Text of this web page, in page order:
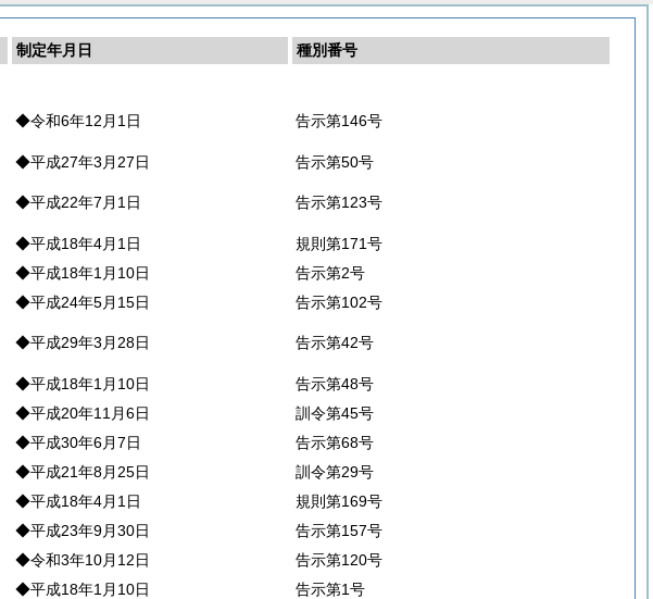
制定年月日
種別番号
◆令和6年12月1日 告示第146号
◆平成27年3月27日
告示第50号
◆平成22年7月1日 告示第123号
◆平成18年4月1日
規則第171号
◆平成18年1月10日
告示第2号
◆平成24年5月15日
告示第102号
◆平成29年3月28日 告示第42号
◆平成18年1月10日
告示第48号
◆平成20年11月6日
訓令第45号
◆平成30年6月7日
告示第68号
◆平成21年8月25日
訓令第29号
◆平成18年4月1日
規則第169号
◆平成23年9月30日
告示第157号
◆令和3年10月12日
告示第120号
◆平成18年1月10日
告示第1号